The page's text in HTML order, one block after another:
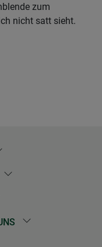
zum
nicht satt sieht.